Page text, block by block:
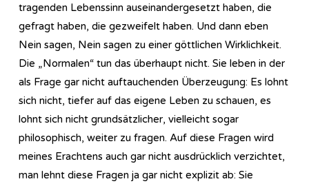
tragenden Lebenssinn auseinandergesetzt haben, die
gefragt haben, die gezweifelt haben. Und dann eben
Nein sagen, Nein sagen zu einer göttlichen Wirklichkeit.
Die „Normalen“ tun das überhaupt nicht. Sie leben in der
als Frage gar nicht auftauchenden Überzeugung: Es lohnt
sich nicht, tiefer auf das eigene Leben zu schauen, es
lohnt sich nicht grundsätzlicher, vielleicht sogar
philosophisch, weiter zu fragen. Auf diese Fragen wird
meines Erachtens auch gar nicht ausdrücklich verzichtet,
man lehnt diese Fragen ja gar nicht explizit ab: Sie